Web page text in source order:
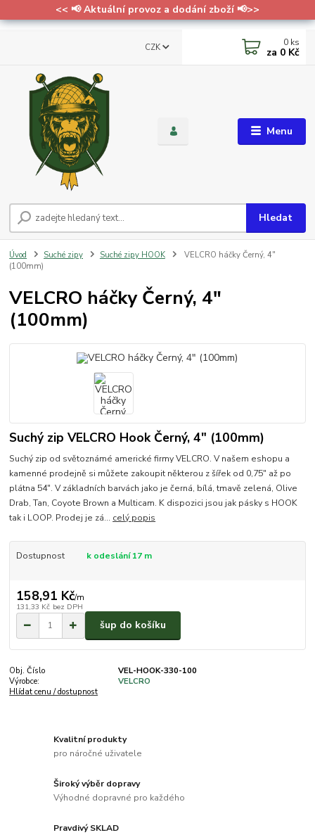
<< 📢 Aktuální provoz a dodání zboží 📢>>
Menu
CZK
Hledat
0 ks
za 0 Kč
Úvod Suché zipy Suché zipy HOOK
VELCRO háčky Černý, 4"
(100mm)
VELCRO háčky Černý, 4"
(100mm)
Suchý zip VELCRO Hook Černý, 4" (100mm)
Suchý zip od světoznámé americké firmy VELCRO. V našem eshopu a
kamenné prodejně si můžete zakoupit některou z šířek od 0,75" až po
plátna 54". V základních barvách jako je černá, bílá, tmavě zelená, Olive
Drab, Tan, Coyote Brown a Multicam. K dispozici jsou jak pásky s HOOK
tak i LOOP. Prodej je zá... celý popis
Dostupnost k odeslání 17 m
158,91 Kč/m
131,33 Kč bez DPH
šup do košíku
Obj. Číslo
VEL-HOOK-330-100
Výrobce:
VELCRO
Hlídat cenu / dostupnost
Kvalitní produkty
pro náročné uživatele
Široký výběr dopravy
Výhodné dopravné pro každého
Pravdivý SKLAD